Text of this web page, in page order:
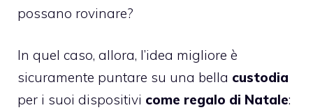
possano rovinare?
In quel caso, allora, l’idea migliore è
sicuramente puntare su una bella custodia
per i suoi dispositivi come regalo di Natale: